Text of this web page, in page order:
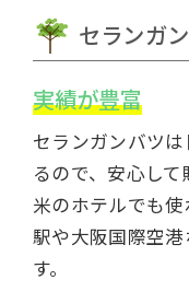
セランガ
実績が豊富
セランガンバツ
るので、安心し
米のホテルでも
駅や大阪国際空
す。